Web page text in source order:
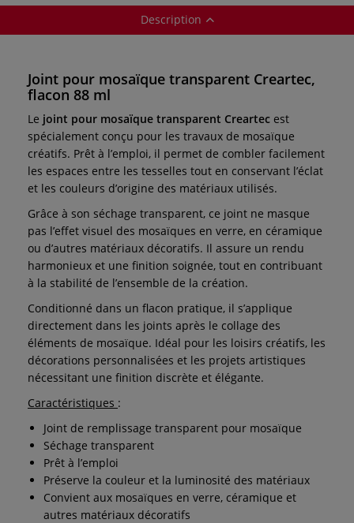
Description
Joint pour mosaïque transparent Creartec,
flacon 88 ml
Le joint pour mosaïque transparent Creartec est
spécialement conçu pour les travaux de mosaïque
créatifs. Prêt à l’emploi, il permet de combler facilement
les espaces entre les tesselles tout en conservant l’éclat
et les couleurs d’origine des matériaux utilisés.
Grâce à son séchage transparent, ce joint ne masque
pas l’effet visuel des mosaïques en verre, en céramique
ou d’autres matériaux décoratifs. Il assure un rendu
harmonieux et une finition soignée, tout en contribuant
à la stabilité de l’ensemble de la création.
Conditionné dans un flacon pratique, il s’applique
directement dans les joints après le collage des
éléments de mosaïque. Idéal pour les loisirs créatifs, les
décorations personnalisées et les projets artistiques
nécessitant une finition discrète et élégante.
Caractéristiques :
Joint de remplissage transparent pour mosaïque
Séchage transparent
Prêt à l’emploi
Préserve la couleur et la luminosité des matériaux
Convient aux mosaïques en verre, céramique et
autres matériaux décoratifs